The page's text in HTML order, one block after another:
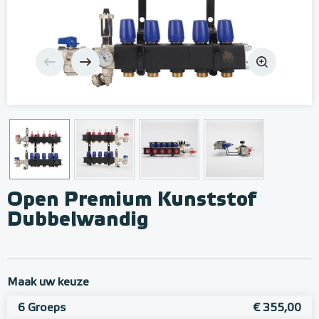
Open Premium Kunststof
Dubbelwandig
Maak uw keuze
6 Groeps € 355,00